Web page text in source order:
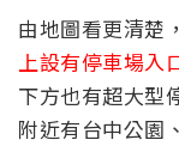
由地圖看更清楚，
上設有停車場入
下方也有超大型
附近有台中公園